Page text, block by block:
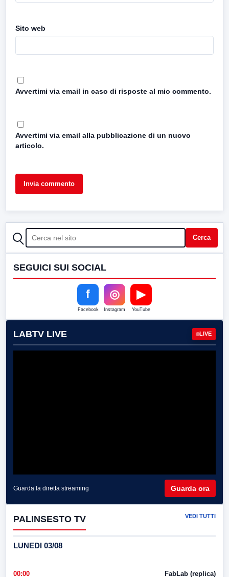
Sito web
Avvertimi via email in caso di risposte al mio commento.
Avvertimi via email alla pubblicazione di un nuovo
articolo.
CERCA Cerca
SEGUICI SUI SOCIAL
f
Facebook
◎
Instagram
▶
YouTube
LABTV LIVE LIVE
Guarda la diretta streaming Guarda ora
PALINSESTO TV VEDI TUTTI
LUNEDI 03/08
00:00 FabLab (replica)